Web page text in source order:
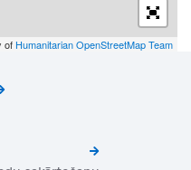
of Humanitarian OpenStreetMap Team